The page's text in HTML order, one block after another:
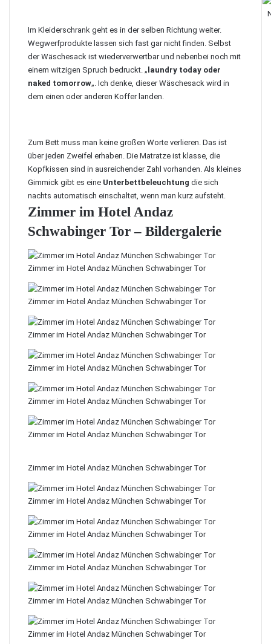
Im Kleiderschrank geht es in der selben Richtung weiter.
Wegwerfprodukte lassen sich fast gar nicht finden. Selbst
der Wäschesack ist wiederverwertbar und nebenbei noch mit
einem witzigen Spruch bedruckt. „ laundry today oder
naked tomorrow„. Ich denke, dieser Wäschesack wird in
dem einen oder anderen Koffer landen.
Zum Bett muss man keine großen Worte verlieren. Das ist
über jeden Zweifel erhaben. Die Matratze ist klasse, die
Kopfkissen sind in ausreichender Zahl vorhanden. Als kleines
Gimmick gibt es eine Unterbettbeleuchtung die sich
nachts automatisch einschaltet, wenn man kurz aufsteht.
Zimmer im Hotel Andaz
Schwabinger Tor – Bildergalerie
Zimmer im Hotel Andaz München Schwabinger Tor
Zimmer im Hotel Andaz München Schwabinger Tor
Zimmer im Hotel Andaz München Schwabinger Tor
Zimmer im Hotel Andaz München Schwabinger Tor
Zimmer im Hotel Andaz München Schwabinger Tor
Zimmer im Hotel Andaz München Schwabinger Tor
Zimmer im Hotel Andaz München Schwabinger Tor
Zimmer im Hotel Andaz München Schwabinger Tor
Zimmer im Hotel Andaz München Schwabinger Tor
Zimmer im Hotel Andaz München Schwabinger Tor
Zimmer im Hotel Andaz München Schwabinger Tor
Zimmer im Hotel Andaz München Schwabinger Tor